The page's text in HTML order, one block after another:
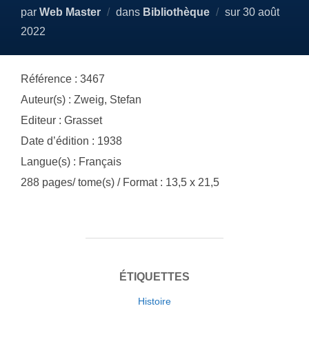
par Web Master dans Bibliothèque sur Publié
30 août
2022
Référence : 3467
Auteur(s) : Zweig, Stefan
Editeur : Grasset
Date d’édition : 1938
Langue(s) : Français
288 pages/ tome(s) / Format : 13,5 x 21,5
ÉTIQUETTES
Histoire